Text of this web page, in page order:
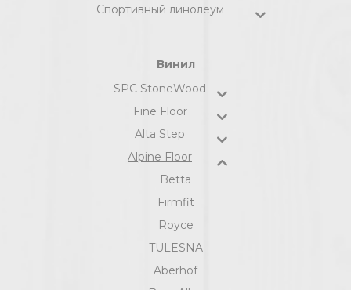
Спортивный линолеум
Винил
SPC StoneWood
Fine Floor
Alta Step
Alpine Floor
Betta
Firmfit
Royce
TULESNA
Aberhof